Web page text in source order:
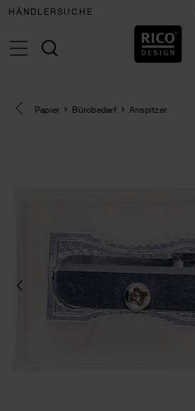
HÄNDLERSUCHE
Eine Kategorie zurück navigieren
Papier Bürobedarf Anspitzer